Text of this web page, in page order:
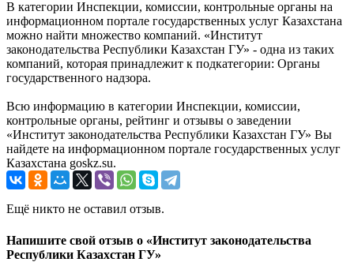
В категории Инспекции, комиссии, контрольные органы на
информационном портале государственных услуг Казахстана
можно найти множество компаний. «Институт
законодательства Республики Казахстан ГУ» - одна из таких
компаний, которая принадлежит к подкатегории: Органы
государственного надзора.
Всю информацию в категории Инспекции, комиссии,
контрольные органы, рейтинг и отзывы о заведении
«Институт законодательства Республики Казахстан ГУ» Вы
найдете на информационном портале государственных услуг
Казахстана goskz.su.
Ещё никто не оставил отзыв.
Напишите свой отзыв о «Институт законодательства
Республики Казахстан ГУ»